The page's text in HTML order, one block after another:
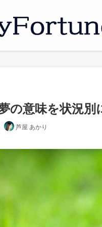
の意味を状況別
芦屋 あかり